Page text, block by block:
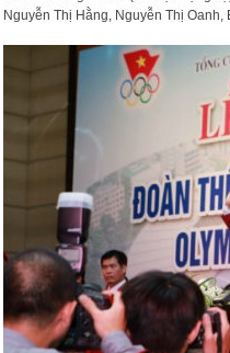
Nguyễn Thị Hằng, Nguyễn Thị